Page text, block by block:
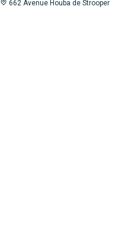
662 Avenue Houba de Strooper